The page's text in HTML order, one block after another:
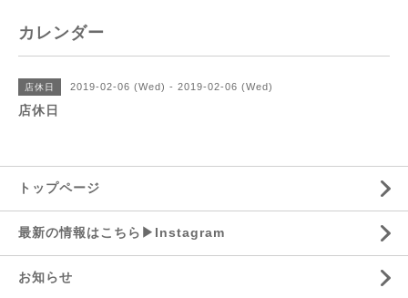
カレンダー
店休日 2019-02-06 (Wed) - 2019-02-06 (Wed)
店休日
トップページ
最新の情報はこちら▶︎Instagram
お知らせ